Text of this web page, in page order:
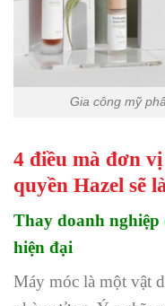
Gia công mỹ
4 điều mà đơn
quyền Hazel sẽ
Thay doanh nghiệp
hiện đại
Máy móc là một vật